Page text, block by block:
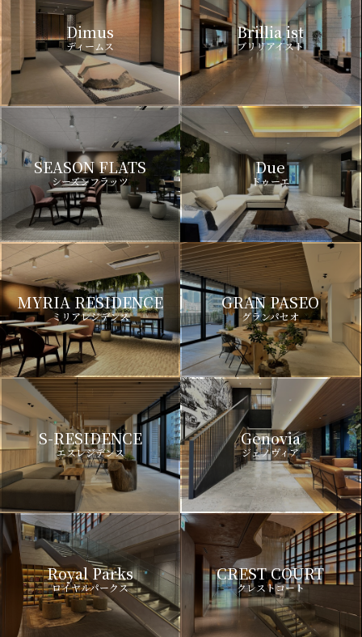
Dimus
ディームス
Brillia ist
ブリリアイスト
SEASON FLATS
シーズンフラッツ
Due
ドゥーエ
MYRIA RESIDENCE
ミリアレジデンス
GRAN PASEO
グランパセオ
S-RESIDENCE
エスレジデンス
Genovia
ジェノヴィア
Royal Parks
ロイヤルパークス
CREST COURT
クレストコート